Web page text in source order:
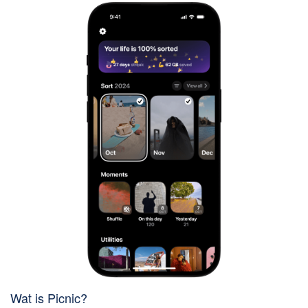
Spelletjes en Games
Wat is Picnic?